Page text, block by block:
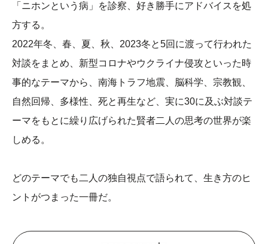
「ニホンという病」を診察、好き勝手にアドバイスを処
方する。
2022年冬、春、夏、秋、2023冬と5回に渡って行われた
対談をまとめ、新型コロナやウクライナ侵攻といった時
事的なテーマから、南海トラフ地震、脳科学、宗教観、
自然回帰、多様性、死と再生など、実に30に及ぶ対談テ
ーマをもとに繰り広げられた賢者二人の思考の世界が楽
しめる。
どのテーマでも二人の独自視点で語られて、生き方のヒ
ントがつまった一冊だ。